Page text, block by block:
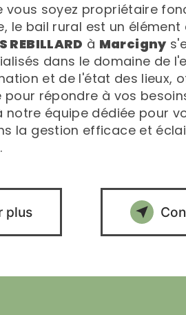
vous soyez propriétaire
le bail rural est un
REBILLARD à Marcigny
dans le domaine de
et de l'état des lieux,
pour répondre à vos
notre équipe dédiée pour
la gestion efficace et
plus